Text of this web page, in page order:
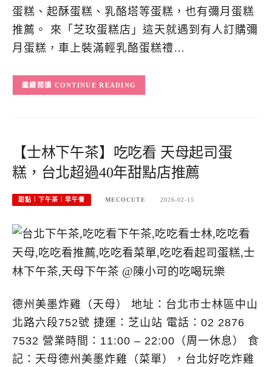
蛋糕、起酥蛋糕、乳酪塔等蛋糕，也有彌月蛋糕
推薦。 來「芝玫蛋糕店」這天就遇到有人訂購彌
月蛋糕，車上裝滿輕乳酪蛋糕禮…
CONTINUE READING
【士林下午茶】吃吃看 天母起司蛋
糕，台北超過40年甜點店推薦
甜點︱下午茶︱早午餐 MECOCUTE 2026-02-15
德州美墨炸雞（天母） 地址：台北市士林區中山
北路六段752號 捷運：芝山站 電話：02 2876
7532 營業時間：11:00 – 22:00（周一休息） 食
記：天母德州美墨炸雞（菜單），台北好吃炸雞